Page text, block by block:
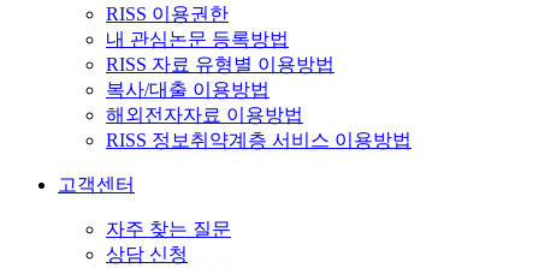
RISS 이용권한
내 관심논문 등록방법
RISS 자료 유형별 이용방법
복사/대출 이용방법
해외전자자료 이용방법
RISS 정보취약계층 서비스 이용방법
고객센터
자주 찾는 질문
상담 신청